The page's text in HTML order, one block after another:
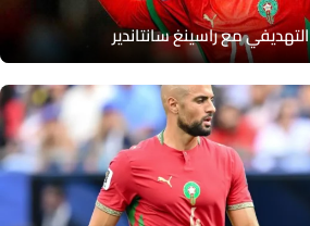
مع راسينغ سانتاندير